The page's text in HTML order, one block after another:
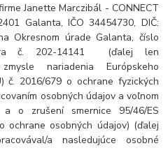
Janette Marczibál - CONNECT
Galanta, IČO 34454730, DIČ:
Okresnom úrade Galanta, číslo
č. 202-14141 (ďalej len
nariadenia Európskeho
č. 2016/679 o ochrane fyzických
osobných údajov a voľnom
o zrušení smernice 95/46/ES
ochrane osobných údajov) (ďalej
a nasledujúce osobné